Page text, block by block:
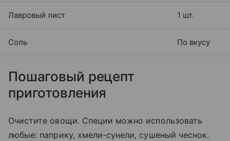
Лавровый лист 1 шт.
Соль По вкусу
Пошаговый рецепт
приготовления
Очистите овощи. Специи можно использовать
любые: паприку, хмели-сунели, сушеный чеснок.